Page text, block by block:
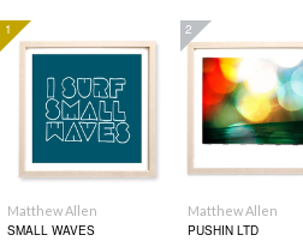
1
Matthew Allen
SMALL WAVES
2
Matthew Allen
PUSHIN LTD